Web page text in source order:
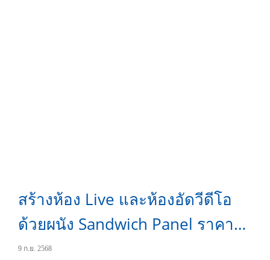
สร้างห้อง Live และห้องอัดวีดีโอ
ด้วยผนัง Sandwich Panel ราคา
ถูก ย้ายได้
9 ก.ย. 2568